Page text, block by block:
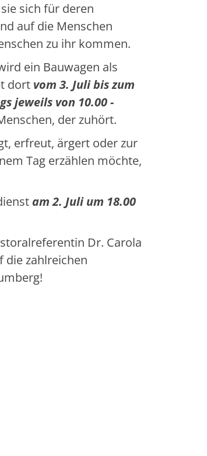
sich für deren
auf die Menschen
zu ihr kommen.
ein Bauwagen als
dort vom 3. Juli bis zum
jeweils von 10.00 -
der zuhört.
erfreut, ärgert oder zur
Tag erzählen möchte,
am 2. Juli um 18.00
Dr. Carola
die zahlreichen